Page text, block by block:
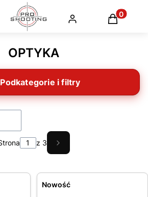
OPTYKA
Filtry
z 3 Następne produkty
Nowość